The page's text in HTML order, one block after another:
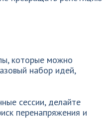
которые можно
набор идей,
сессии, делайте
перенапряжения и